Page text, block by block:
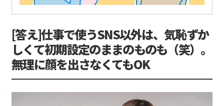
[答え]仕事で使うSNS以外は、気恥ずか
しくて初期設定のままのものも（笑）。
無理に顔を出さなくてもOK